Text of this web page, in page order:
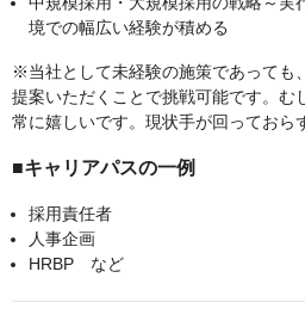
境での幅広い経験が積める
※当社として未経験の施策であっても
提案いただくことで挑戦可能です。む
常に嬉しいです。現状手が回っておら
■キャリアパスの一例
採用責任者
人事企画
HRBP など